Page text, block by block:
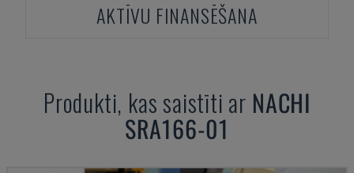
AKTĪVU FINANSĒŠANA
Produkti, kas saistīti ar NACHI
SRA166-01